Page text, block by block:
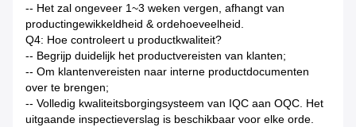
-- Het zal ongeveer 1~3 weken vergen, afhangt van
productingewikkeldheid & ordehoeveelheid.
Q4: Hoe controleert u productkwaliteit?
-- Begrijp duidelijk het productvereisten van klanten;
-- Om klantenvereisten naar interne productdocumenten
over te brengen;
-- Volledig kwaliteitsborgingsysteem van IQC aan OQC. Het
uitgaande inspectieverslag is beschikbaar voor elke orde.